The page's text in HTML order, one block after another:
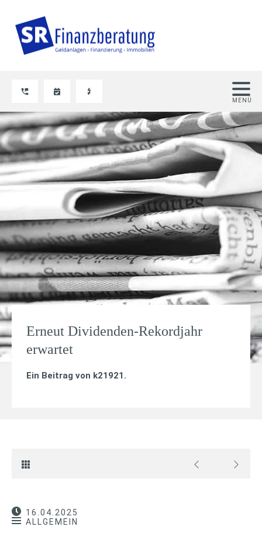
Erneut Dividenden-Rekordjahr
erwartet
Ein Beitrag von k21921 .
16.04.2025
ALLGEMEIN